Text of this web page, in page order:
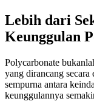
Lebih dari
Keunggulan
Polycarbonate
yang dirancang
sempurna antara
keunggulannya